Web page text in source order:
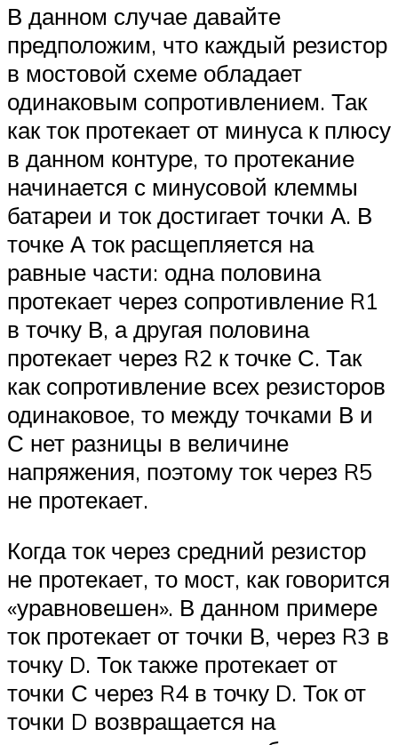
В данном случае давайте
предположим, что каждый резистор
в мостовой схеме обладает
одинаковым сопротивлением. Так
как ток протекает от минуса к плюсу
в данном контуре, то протекание
начинается с минусовой клеммы
батареи и ток достигает точки А. В
точке А ток расщепляется на
равные части: одна половина
протекает через сопротивление R1
в точку В, а другая половина
протекает через R2 к точке С. Так
как сопротивление всех резисторов
одинаковое, то между точками В и
С нет разницы в величине
напряжения, поэтому ток через R5
не протекает.
Когда ток через средний резистор
не протекает, то мост, как говорится
«уравновешен». В данном примере
ток протекает от точки В, через R3 в
точку D. Ток также протекает от
точки С через R4 в точку D. Ток от
точки D возвращается на